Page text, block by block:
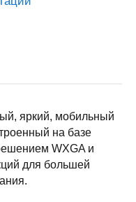
яркий, мобильный
на базе
WXGA и
для большей